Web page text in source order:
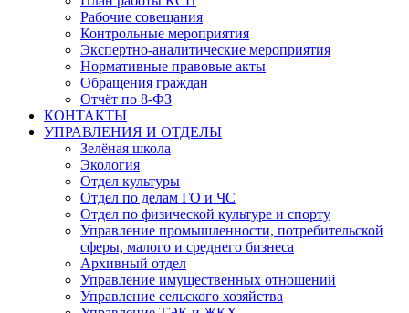
Рабочие совещания
Контрольные мероприятия
Экспертно-аналитические мероприятия
Нормативные правовые акты
Обращения граждан
Отчёт по 8-ФЗ
КОНТАКТЫ
УПРАВЛЕНИЯ И ОТДЕЛЫ
Зелёная школа
Экология
Отдел культуры
Отдел по делам ГО и ЧС
Отдел по физической культуре и спорту
Управление промышленности, потребительской
сферы, малого и среднего бизнеса
Архивный отдел
Управление имущественных отношений
Управление сельского хозяйства